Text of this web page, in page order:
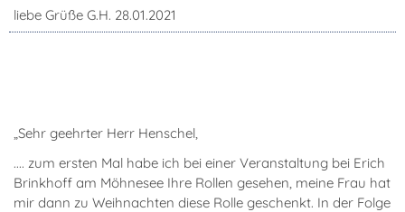
liebe Grüße G.H. 28.01.2021
„Sehr geehrter Herr Henschel,
.... zum ersten Mal habe ich bei einer Veranstaltung bei Erich
Brinkhoff am Möhnesee Ihre Rollen gesehen, meine Frau hat
mir dann zu Weihnachten diese Rolle geschenkt. In der Folge